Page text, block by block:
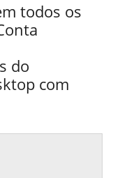
todos os
do
com